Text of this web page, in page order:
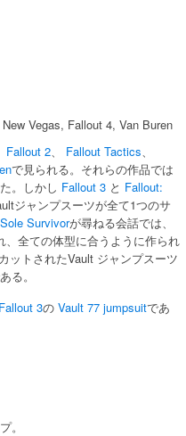
Vegas, Fallout 4, Van Buren
Fallout 2、 Fallout Tactics、
で見られる。それらの作品では
。しかし Fallout 3 と Fallout:
ジャンプスーツが全て1つのサ
Sole Survivorが尋ねる会話では、
全ての体型に合うように作られ
ットされたVault ジャンプスーツ
る。
Fallout 3の Vault 77 jumpsuitであ
。